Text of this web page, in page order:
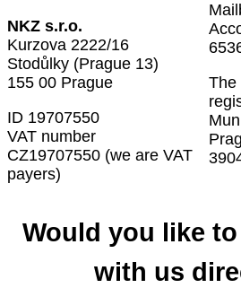
NKZ s.r.o.
Kurzova 2222/16
Stodůlky (Prague 13)
155 00 Prague
ID 19707550
VAT number
CZ19707550 (we are VAT
payers)
The
Would you like
with us